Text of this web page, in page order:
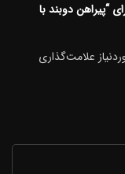
“پیراهن دوبند با
علامت‌گذاری